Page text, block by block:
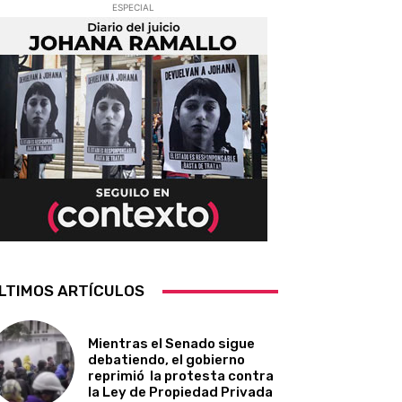
ESPECIAL
ARTÍCULOS
Mientras el Senado sigue
debatiendo, el gobierno
reprimió la protesta contra
la Ley de Propiedad Privada